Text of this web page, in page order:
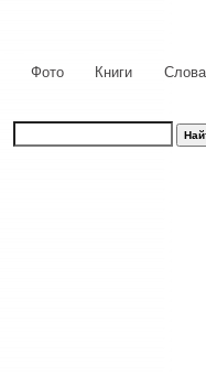
Фото Книги